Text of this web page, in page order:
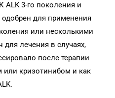
3-го поколения и
для применения
или несколькими
для лечения в случаях,
после терапии
кризотинибом и как